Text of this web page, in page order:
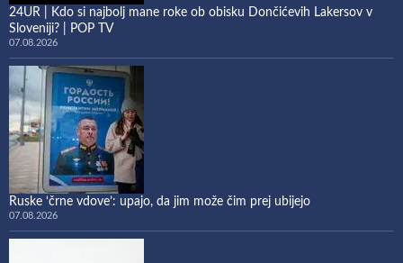
24UR | Kdo si najbolj mane roke ob obisku Dončićevih Lakersov v
Sloveniji? | POP TV
07.08.2026
Ruske ‘črne vdove’: upajo, da jim može čim prej ubijejo
07.08.2026